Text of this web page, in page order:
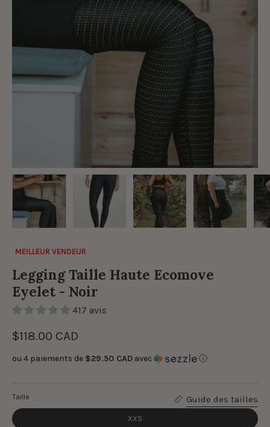
MEILLEUR VENDEUR
Legging Taille Haute Ecomove
Eyelet - Noir
417 avis
$118.00 CAD
ou 4 paiements de $29.50 CAD avec ⓘ
Guide des tailles
Taille
XXS